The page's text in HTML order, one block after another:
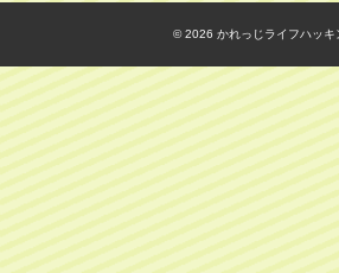
© 2026 かれっじライフハッキ